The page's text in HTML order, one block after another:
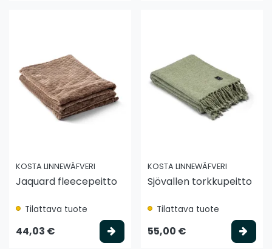
KOSTA LINNEWÄFVERI
Jaquard fleecepeitto
Tilattava tuote
44,03 € Valitse vaihtoehto
KOSTA LINNEWÄFVERI
Sjövallen torkkupeitto
Tilattava tuote
55,00 €